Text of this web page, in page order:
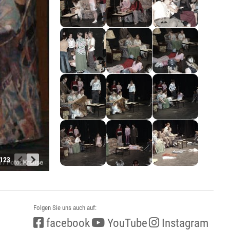
Folgen Sie uns auch auf:
facebook YouTube Instagram